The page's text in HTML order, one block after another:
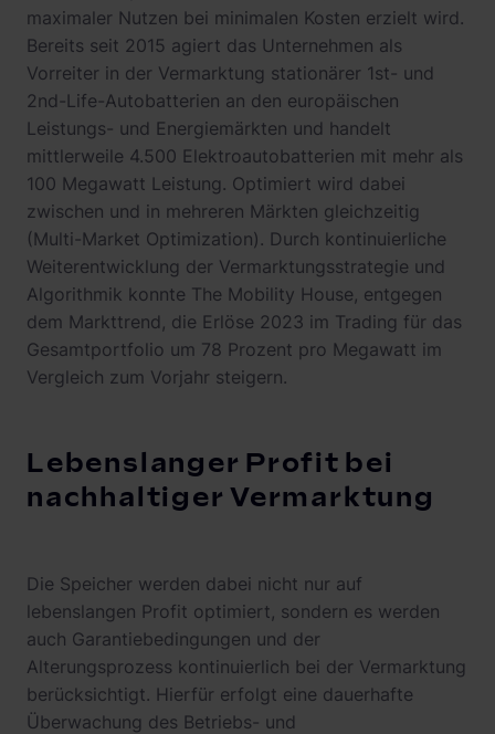
maximaler Nutzen bei minimalen Kosten erzielt wird.
Bereits seit 2015 agiert das Unternehmen als
Vorreiter in der Vermarktung stationärer 1st- und
2nd-Life-Autobatterien an den europäischen
Leistungs- und Energiemärkten und handelt
mittlerweile 4.500 Elektroautobatterien mit mehr als
100 Megawatt Leistung. Optimiert wird dabei
zwischen und in mehreren Märkten gleichzeitig
(Multi-Market Optimization). Durch kontinuierliche
Weiterentwicklung der Vermarktungsstrategie und
Algorithmik konnte The Mobility House, entgegen
dem Markttrend, die Erlöse 2023 im Trading für das
Gesamtportfolio um 78 Prozent pro Megawatt im
Vergleich zum Vorjahr steigern.
Lebenslanger Profit bei
nachhaltiger Vermarktung
Die Speicher werden dabei nicht nur auf
lebenslangen Profit optimiert, sondern es werden
auch Garantiebedingungen und der
Alterungsprozess kontinuierlich bei der Vermarktung
berücksichtigt. Hierfür erfolgt eine dauerhafte
Überwachung des Betriebs- und